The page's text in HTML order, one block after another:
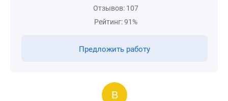
Отзывов: 107
Рейтинг: 91%
Предложить работу